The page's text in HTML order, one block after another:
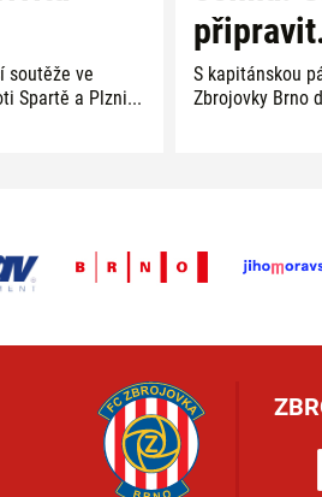
soutěže ve
Spartě a Plzni...
S kapitánskou
Zbrojovky Brno